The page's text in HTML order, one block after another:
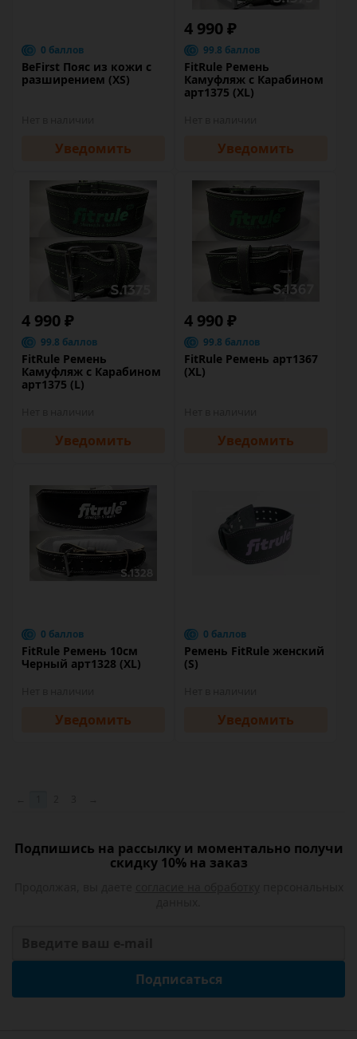
0 баллов
BeFirst Пояс из кожи с
разширением (XS)
Уведомить
4 990 ₽
99.8 баллов
FitRule Ремень
Камуфляж с Карабином
арт1375 (XL)
Уведомить
4 990 ₽
99.8 баллов
FitRule Ремень
Камуфляж с Карабином
арт1375 (L)
Уведомить
4 990 ₽
99.8 баллов
FitRule Ремень арт1367
(XL)
Уведомить
0 баллов
FitRule Ремень 10см
Черный арт1328 (XL)
Уведомить
0 баллов
Ремень FitRule женский
(S)
Уведомить
Подпишись на рассылку и моментально получи
скидку 10% на заказ
Подписаться